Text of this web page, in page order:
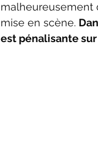
malheureusement
mise en scène.
est pénalisante